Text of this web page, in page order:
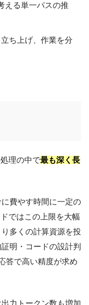
える単一パスの推
ち上げ、作業を分
理の中で最も深く長
費やす時間に一定の
ではこの上限を大幅
多くの計算資源を投
明・コードの設計判
答で高い精度が求め
力トークン数も増加